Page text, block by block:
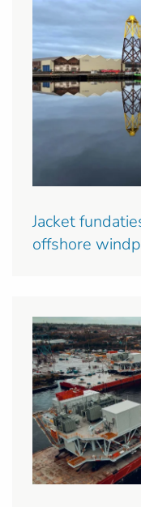
Jacket
offshore